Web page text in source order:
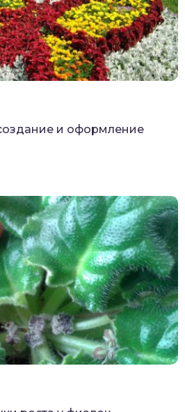
и оформление